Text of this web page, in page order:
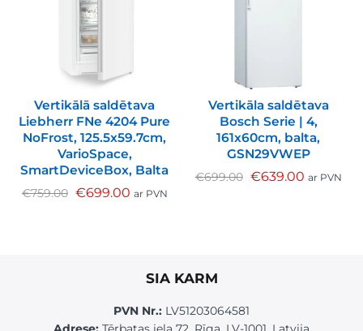
Vertikālā saldētava
Liebherr FNe 4204 Pure
NoFrost, 125.5x59.7cm,
VarioSpace,
SmartDeviceBox, Balta
€759.00 €699.00 ar PVN
Vertikāla saldētava
Bosch Serie | 4,
161x60cm, balta,
GSN29VWEP
€699.00 €639.00 ar PVN
SIA KARM
PVN Nr.: LV51203064581